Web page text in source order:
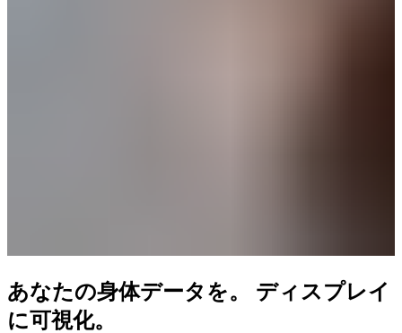
あなたの身体データを。 ディスプレイ
に可視化。